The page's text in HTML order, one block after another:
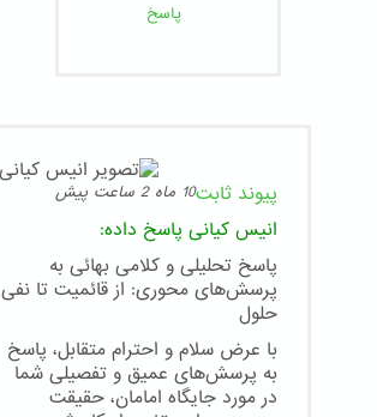
پاسخ
پیوند ثابت10 ماه 2 ساعت پیش
انیس کیانی پاسخ داده:
پاسخ تحلیلی و کلامی بهائی به
پرسش‌های محوری: از قائمیت تا نفی
حلول
با عرض سلام و احترام متقابل، پاسخ
به پرسش‌های عمیق و تفصیلی شما
در مورد جایگاه امامان، حقیقت